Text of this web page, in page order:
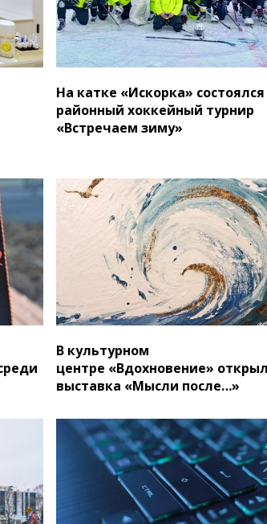
На катке «Искорка» состоялся
районный хоккейный турнир
«Встречаем зиму»
В культурном
центре «Вдохновение»
выставка «Мысли после…»